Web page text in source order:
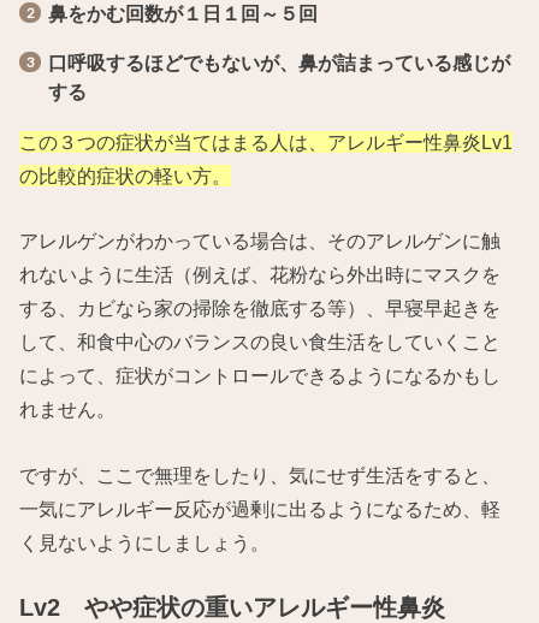
鼻をかむ回数が１日１回～５回
口呼吸するほどでもないが、鼻が詰まっている感じが
する
この３つの症状が当てはまる人は、アレルギー性鼻炎Lv1
の比較的症状の軽い方。
アレルゲンがわかっている場合は、そのアレルゲンに触
れないように生活（例えば、花粉なら外出時にマスクを
する、カビなら家の掃除を徹底する等）、早寝早起きを
して、和食中心のバランスの良い食生活をしていくこと
によって、症状がコントロールできるようになるかもし
れません。
ですが、ここで無理をしたり、気にせず生活をすると、
一気にアレルギー反応が過剰に出るようになるため、軽
く見ないようにしましょう。
Lv2 やや症状の重いアレルギー性鼻炎